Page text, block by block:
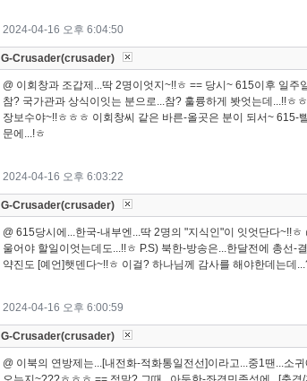
2024-04-16 오후 6:04:50
G-Crusader(crusader)
@ 이회창과 조갑제...딱 2명이엇지~!!ㅎ == 당시~ 615이후 일주
참? 국가관과 상식이잇는 분으로...참? 훌륭하게 봣엇는데...!!ㅎ
장보수야~!!ㅎㅎㅎ 이회창씨 같은 바른-올곳은 분이 되서~ 615-
문에...!ㅎ
2024-04-16 오후 6:03:22
G-Crusader(crusader)
@ 615당시에...한국-내부엔...딱 2명의 "지식인"이 잇엇단다~!!
울어야 할일이엇는데도...!!ㅎ P.S) 북한-방송은...한달전에 총선-
약진도 [예언]햇덴다~!!ㅎ 이걸? 하나님께 감사를 해야한데는데
2024-04-16 오후 6:00:59
G-Crusader(crusader)
@ 이북의 연방제는...[내전화-적화통일전선]이라고...중1땐...소